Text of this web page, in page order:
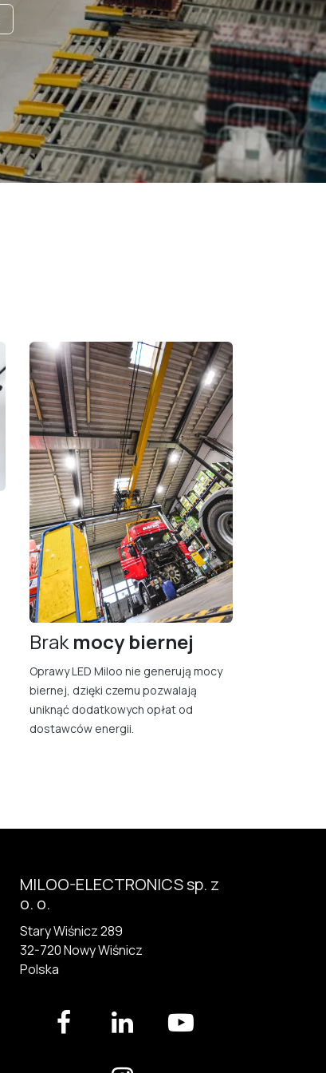
Brakmocy bierne​j
Oprawy LED Miloo nie generują mocy
biernej, dzięki czemu pozwalają
uniknąć dodatkowych opłat od
dostawców energii.
MILOO-ELECTRONICS sp. z
o. o.
Stary Wiśnicz 289
32-720 N​owy Wiśnicz
Polska